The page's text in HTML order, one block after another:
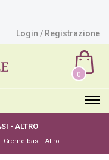
Login / Registrazione
0
- ALTRO
Creme basi - Altro